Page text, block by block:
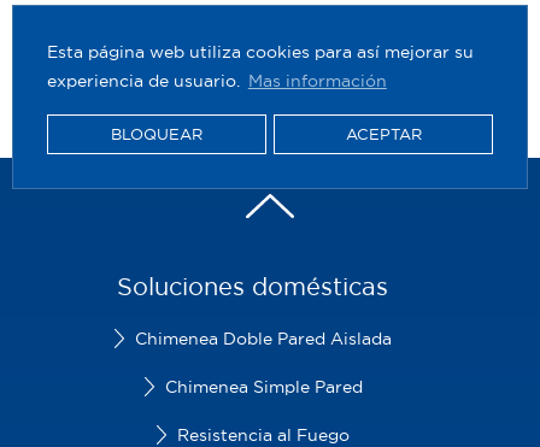
Esta página web utiliza cookies para así mejorar su
experiencia de usuario. Mas información
BLOQUEAR ACEPTAR
Soluciones domésticas
Chimenea Doble Pared Aislada
Chimenea Simple Pared
Resistencia al Fuego